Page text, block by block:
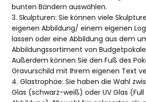
bunten Bändern auswählen.
3. Skulpturen: Sie können viele
eigenen Abbildung/ einem eigenen
lassen oder eine Abbildung aus dem
Abbildungssortiment von
Außerdem können Sie den Fuß des
Gravurschild mit Ihrem eigenen Text
4. Glastrophäe: Sie haben die Wahl
Glas (schwarz-weiß) oder UV Glas